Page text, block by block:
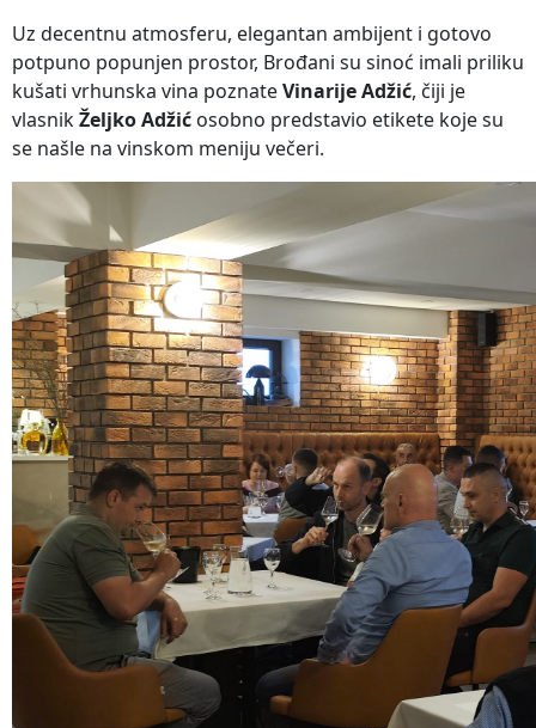
Uz decentnu atmosferu, elegantan ambijent i gotovo
potpuno popunjen prostor, Brođani su sinoć imali priliku
kušati vrhunska vina poznateVinarije Adžić, čiji je
vlasnikŽeljko Adžić osobno predstavio etikete koje su
se našle na vinskom meniju večeri.